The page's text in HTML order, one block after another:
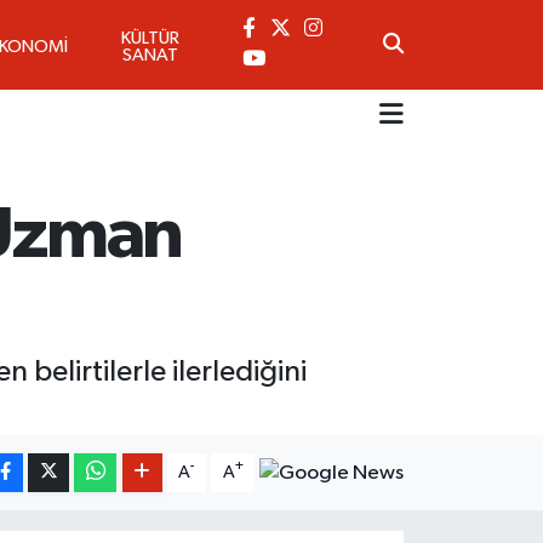
KÜLTÜR
SANAT
belirtilerle ilerlediğini
A- A+